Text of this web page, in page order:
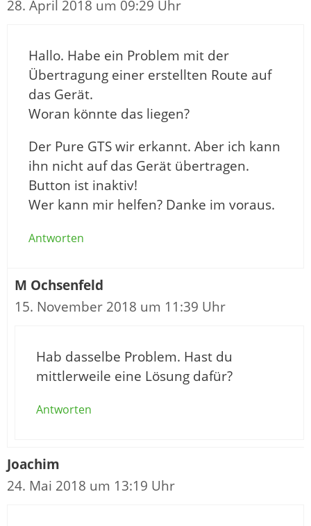
28. April 2018 um 09:29 Uhr
Hallo. Habe ein Problem mit der
Übertragung einer erstellten Route auf
das Gerät.
Woran könnte das liegen?
Der Pure GTS wir erkannt. Aber ich kann
ihn nicht auf das Gerät übertragen.
Button ist inaktiv!
Wer kann mir helfen? Danke im voraus.
Antworten
M Ochsenfeld
15. November 2018 um 11:39 Uhr
Hab dasselbe Problem. Hast du
mittlerweile eine Lösung dafür?
Antworten
Joachim
24. Mai 2018 um 13:19 Uhr